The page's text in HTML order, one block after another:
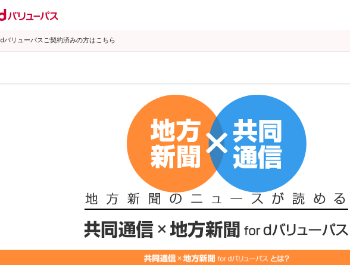
dバリューパスご契約済みの方はこちら